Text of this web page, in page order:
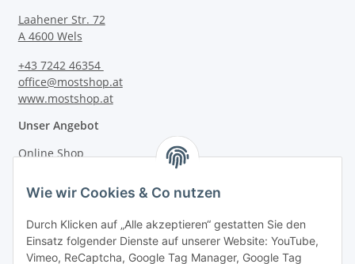
Laahener Str. 72
A 4600 Wels
+43 7242 46354
office@mostshop.at
www.mostshop.at
Unser Angebot
Online Shop
Wie wir Cookies & Co nutzen
Durch Klicken auf „Alle akzeptieren“ gestatten Sie den
Einsatz folgender Dienste auf unserer Website: YouTube,
Vimeo, ReCaptcha, Google Tag Manager, Google Tag